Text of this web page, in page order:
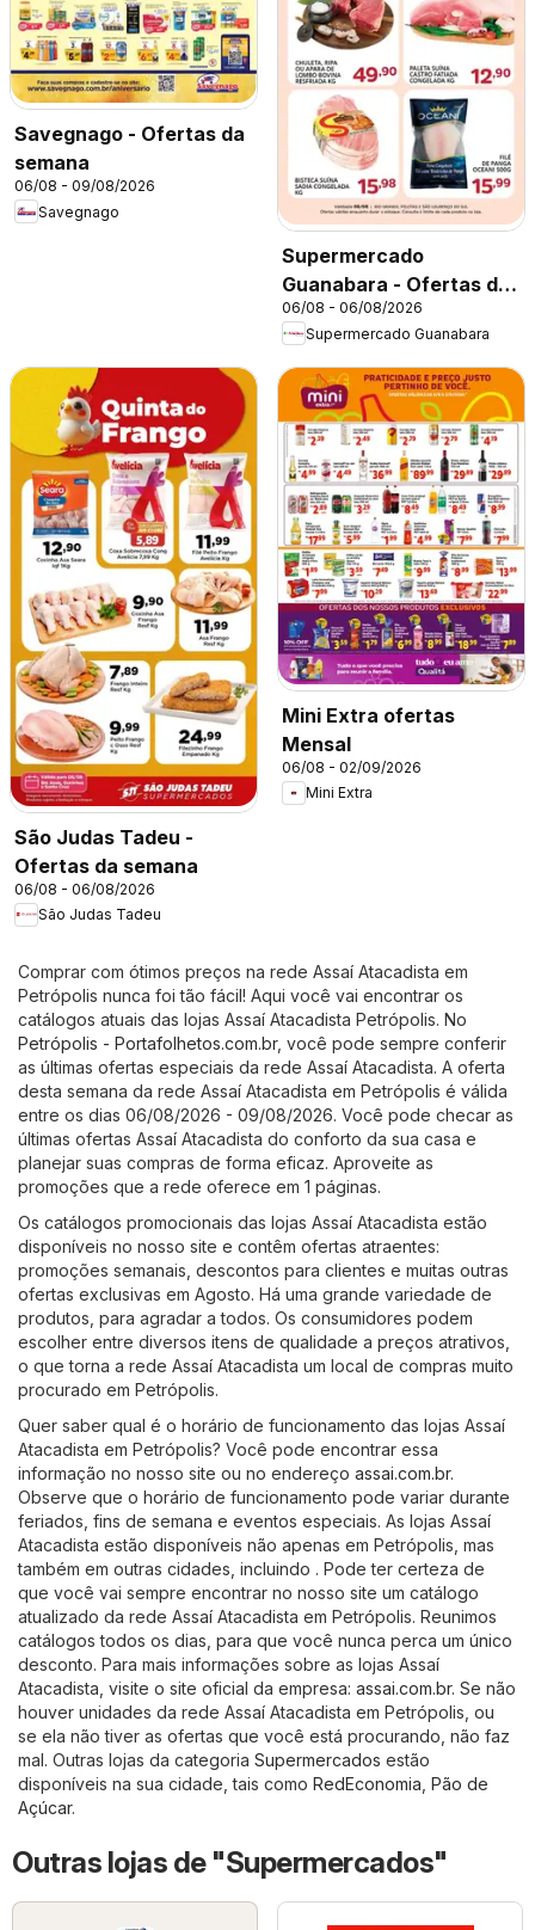
Savegnago - Ofertas da
semana
06/08 - 09/08/2026
Savegnago
Supermercado
Guanabara - Ofertas da
semana
06/08 - 06/08/2026
Supermercado Guanabara
São Judas Tadeu -
Ofertas da semana
06/08 - 06/08/2026
São Judas Tadeu
Mini Extra ofertas
Mensal
06/08 - 02/09/2026
Mini Extra
Comprar com ótimos preços na rede Assaí Atacadista em
Petrópolis nunca foi tão fácil! Aqui você vai encontrar os
catálogos atuais das lojas Assaí Atacadista Petrópolis. No
Petrópolis - Portafolhetos.com.br, você pode sempre conferir
as últimas ofertas especiais da rede Assaí Atacadista. A oferta
desta semana da rede Assaí Atacadista em Petrópolis é válida
entre os dias 06/08/2026 - 09/08/2026. Você pode checar as
últimas ofertas Assaí Atacadista do conforto da sua casa e
planejar suas compras de forma eficaz. Aproveite as
promoções que a rede oferece em 1 páginas.
Os catálogos promocionais das lojas Assaí Atacadista estão
disponíveis no nosso site e contêm ofertas atraentes:
promoções semanais, descontos para clientes e muitas outras
ofertas exclusivas em Agosto. Há uma grande variedade de
produtos, para agradar a todos. Os consumidores podem
escolher entre diversos itens de qualidade a preços atrativos,
o que torna a rede Assaí Atacadista um local de compras muito
procurado em Petrópolis.
Quer saber qual é o horário de funcionamento das lojas Assaí
Atacadista em Petrópolis? Você pode encontrar essa
informação no nosso site ou no endereço assai.com.br.
Observe que o horário de funcionamento pode variar durante
feriados, fins de semana e eventos especiais. As lojas Assaí
Atacadista estão disponíveis não apenas em Petrópolis, mas
também em outras cidades, incluindo . Pode ter certeza de
que você vai sempre encontrar no nosso site um catálogo
atualizado da rede Assaí Atacadista em Petrópolis. Reunimos
catálogos todos os dias, para que você nunca perca um único
desconto. Para mais informações sobre as lojas Assaí
Atacadista, visite o site oficial da empresa: assai.com.br. Se não
houver unidades da rede Assaí Atacadista em Petrópolis, ou
se ela não tiver as ofertas que você está procurando, não faz
mal. Outras lojas da categoria Supermercados estão
disponíveis na sua cidade, tais como RedEconomia Pão de
Açúcar.
Outras lojas de "Supermercados"